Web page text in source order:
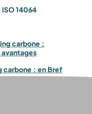
ISO 14064
carbone :
avantages
carbone : en Bref